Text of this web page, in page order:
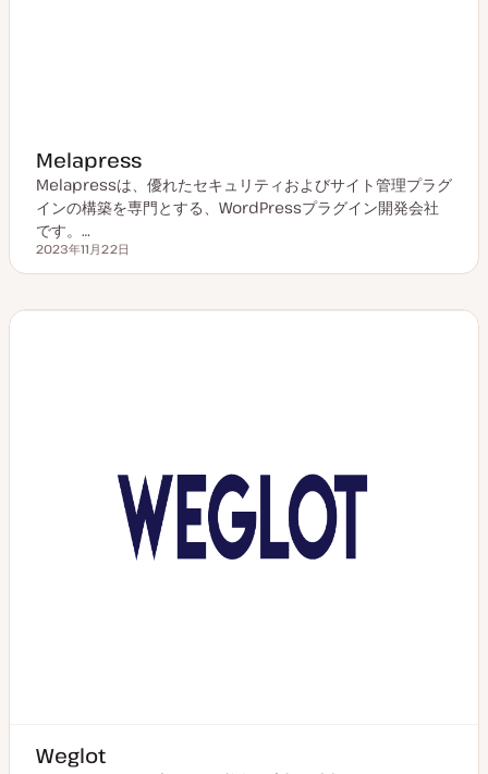
Melapress
Melapressは、優れたセキュリティおよびサイト管理プラグ
インの構築を専門とする、WordPressプラグイン開発会社
です。…
更新日
2023年11月22日
Weglot